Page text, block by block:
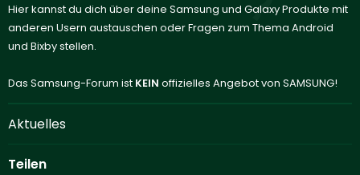
Hier kannst du dich über deine Samsung und Galaxy Produkte mit
anderen Usern austauschen oder Fragen zum Thema Android
und Bixby stellen.
Das Samsung-Forum ist KEIN offizielles Angebot von SAMSUNG!
Aktuelles
Teilen